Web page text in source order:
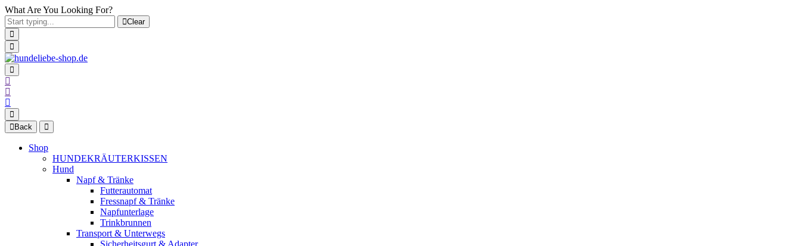
What Are You Looking For?
Clear
Back
Shop
HUNDEKRÄUTERKISSEN
Hund
Napf & Tränke
Futterautomat
Fressnapf & Tränke
Napfunterlage
Trinkbrunnen
Transport & Unterwegs
Sicherheitsgurt & Adapter